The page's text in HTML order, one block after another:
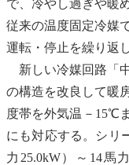
で、冷やし過ぎや暖
従来の温度固定冷媒
運転・停止を繰り返
新しい冷媒回路「
の構造を改良して暖
度帯を外気温－15℃
にも対応する。シリ
力25.0kW）～14馬